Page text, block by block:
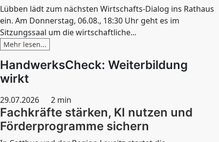
Lübben lädt zum nächsten Wirtschafts-Dialog ins Rathaus
ein. Am Donnerstag, 06.08., 18:30 Uhr geht es im
Sitzungssaal um die wirtschaftliche...
Mehr lesen...
HandwerksCheck: Weiterbildung
wirkt
29.07.2026 2 min
Fachkräfte stärken, KI nutzen und
Förderprogramme sichern